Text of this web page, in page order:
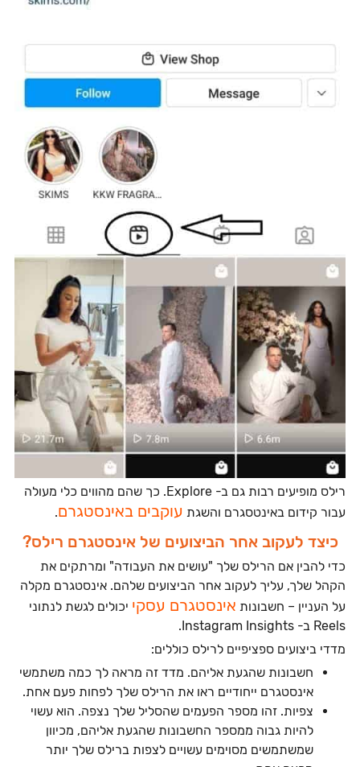
רילס מופיעים רבות גם ב- Explore. כך שהם מהווים כלי מעולה
עבור קידום באינטסגרם והשגת עוקבים באינסטגרם.
כיצד לעקוב אחר הביצועים של אינסטגרם רילס?
כדי להבין אם הרילס שלך "עושים את העבודה" ומרתקים את
הקהל שלך, עליך לעקוב אחר הביצועים שלהם. אינסטגרם מקלה
על העניין – חשבונות אינסטגרם עסקי יכולים לגשת לנתוני
Reels ב- Instagram Insights.
מדדי ביצועים ספציפיים לרילס כוללים:
חשבונות שהגעת אליהם. מדד זה מראה לך כמה משתמשי
אינסטגרם ייחודיים ראו את הרילס שלך לפחות פעם אחת.
צפיות. זהו מספר הפעמים שהסליל שלך נצפה. הוא עשוי
להיות גבוה ממספר החשבונות שהגעת אליהם, מכיוון
שמשתמשים מסוימים עשויים לצפות ברילס שלך יותר